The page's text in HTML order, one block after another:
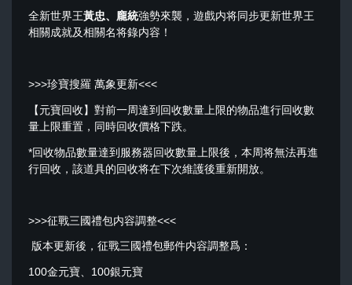
全新世界王黃忠、龐統強勢來襲，遊戲内将同步更新世界王
相關成就及相關名将錄内容！
>>>珍寶搜羅 萬象更新<<<
【元寶回收】對前一周達到回收數量上限的物品進行回收數
量上限重置，同時回收價格下跌。
*回收物品數量達到服務器回收數量上限後，本周将無法再進
行回收，該道具的回收将在下次維護後重新開放。
>>>征戰三國禮包内容調整<<<
版本更新後，征戰三國禮包郵件内容調整爲：
100金元寶、100銀元寶